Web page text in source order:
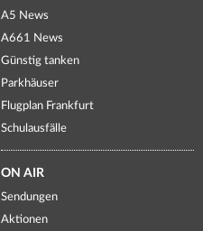
A5 News
A661 News
Günstig tanken
Parkhäuser
Flugplan Frankfurt
Schulausfälle
ON AIR
Sendungen
Aktionen